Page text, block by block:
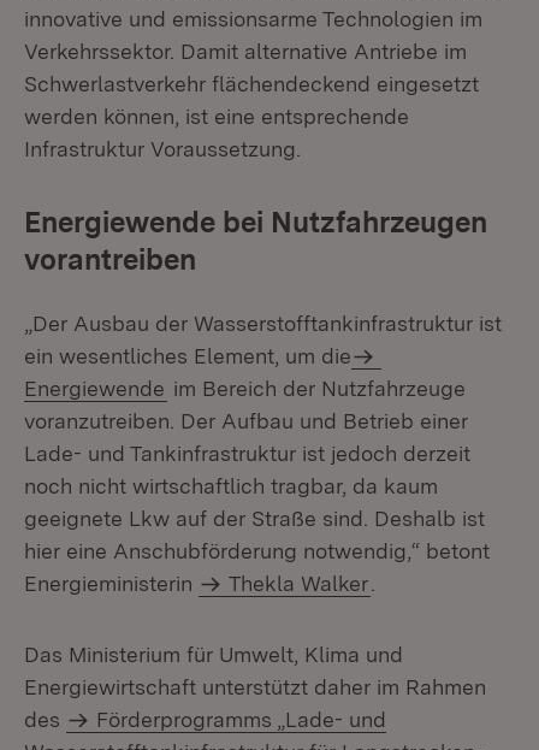
innovative und emissionsarme Technologien im
Verkehrssektor. Damit alternative Antriebe im
Schwerlastverkehr flächendeckend eingesetzt
werden können, ist eine entsprechende
Infrastruktur Voraussetzung.
Energiewende bei Nutzfahrzeugen
vorantreiben
„Der Ausbau der Wasserstofftankinfrastruktur ist
ein wesentliches Element, um die
Energiewende im Bereich der Nutzfahrzeuge
voranzutreiben. Der Aufbau und Betrieb einer
Lade- und Tankinfrastruktur ist jedoch derzeit
noch nicht wirtschaftlich tragbar, da kaum
geeignete Lkw auf der Straße sind. Deshalb ist
hier eine Anschubförderung notwendig,“ betont
Energieministerin
Thekla Walker
Das Ministerium für Umwelt, Klima und
Energiewirtschaft unterstützt daher im Rahmen
des
Förderprogramms „Lade- und